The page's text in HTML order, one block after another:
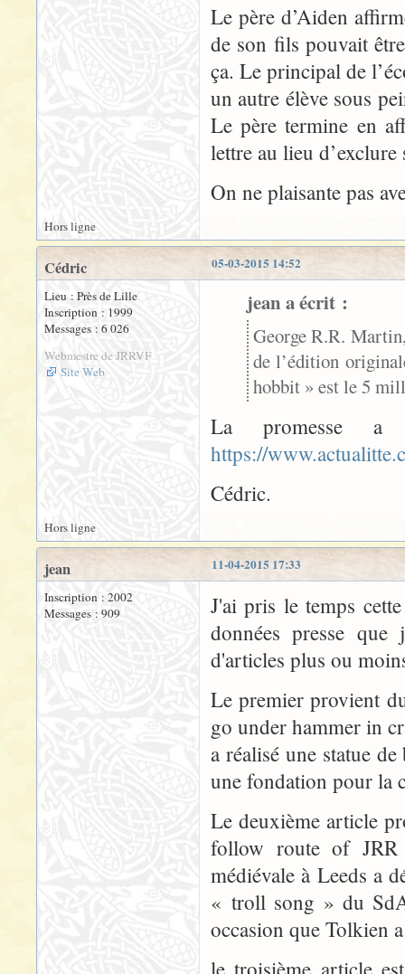
Le père d’Aiden
de son fils pouvait
ça. Le principal de
un autre élève sous
Le père termine en
lettre au lieu
On ne plaisante pas
Hors ligne
05-03-2015 14:52
Cédric
Lieu : Près de Lille
Inscription : 1999
Messages : 6 026
Webmestre de JRRVF
Site Web
jean a écrit :
George R.R.
de l’édition
hobbit » est le 5
La promesse
https://
Cédric.
Hors ligne
11-04-2015 17:33
jean
Inscription : 2002
Messages : 909
J'ai pris le temps
données presse
d'articles plus ou
Le premier provient
go under hammer in
a réalisé une statue
une fondation pour la
Le deuxième article
follow route of JRR
médiévale à Leeds a
« troll song » du
occasion que Tolkien
le troisième article